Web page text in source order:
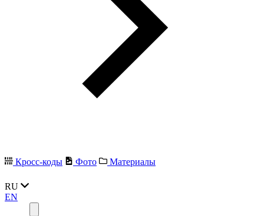
Кросс-коды Фото Материалы
RU
EN